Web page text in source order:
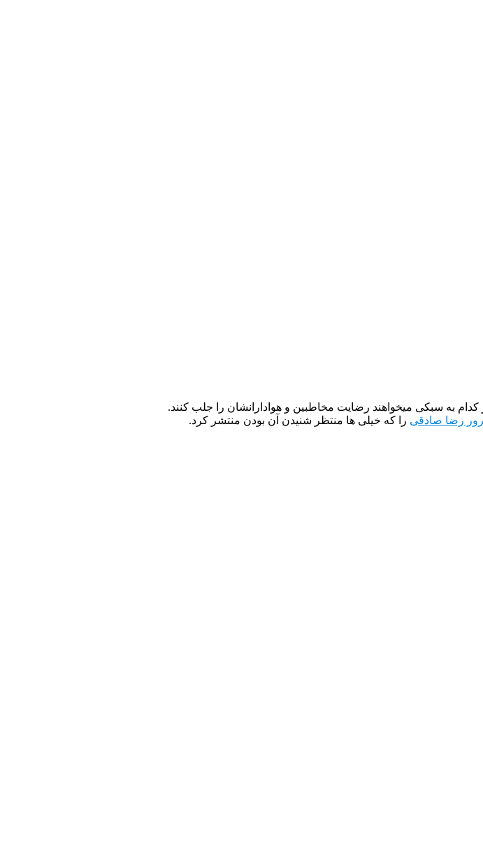
به سبکی میخواهند رضایت مخاطبین و هوادارانشان را جلب کنند.
رضا صادقی را که خیلی ها منتظر شنیدن آن بودن منتشر کرد.